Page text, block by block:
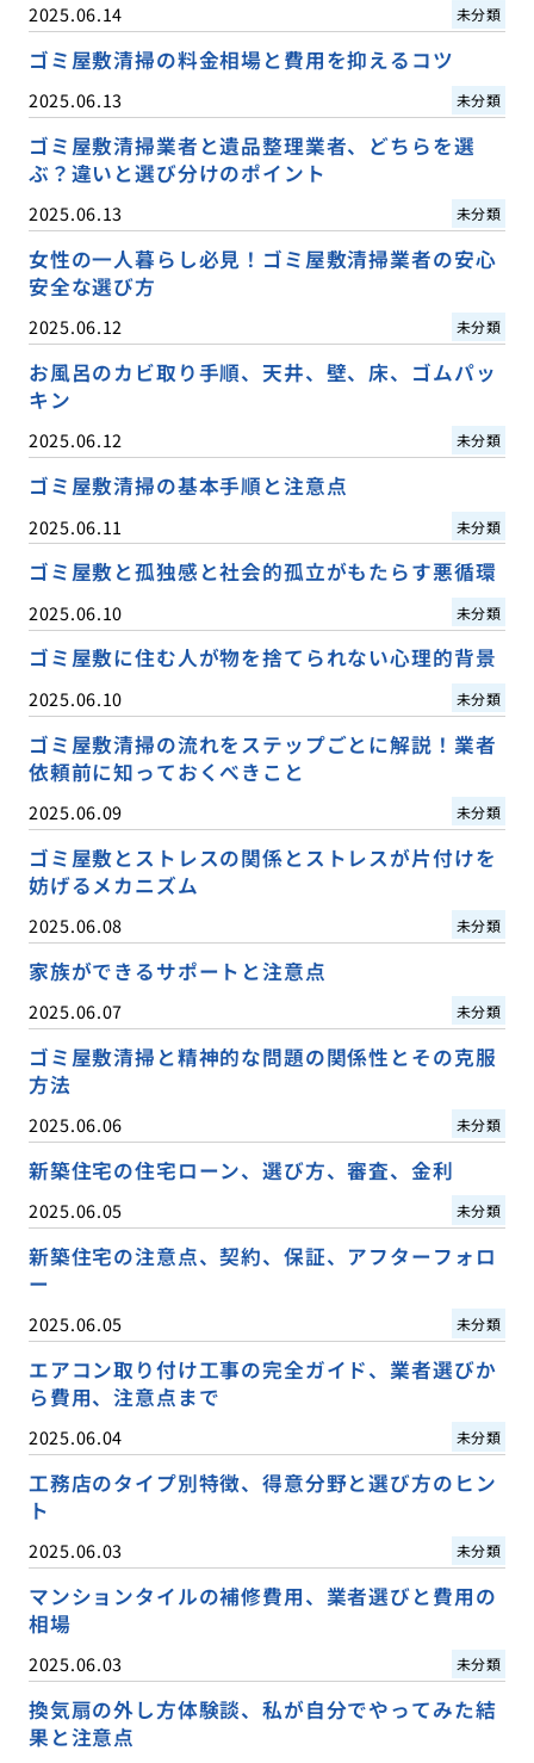
2025.06.14 未分類
ゴミ屋敷清掃の料金相場と費用を抑えるコツ
2025.06.13 未分類
ゴミ屋敷清掃業者と遺品整理業者、どちらを選
ぶ？違いと選び分けのポイント
2025.06.13 未分類
女性の一人暮らし必見！ゴミ屋敷清掃業者の安心
安全な選び方
2025.06.12 未分類
お風呂のカビ取り手順、天井、壁、床、ゴムパッ
キン
2025.06.12 未分類
ゴミ屋敷清掃の基本手順と注意点
2025.06.11 未分類
ゴミ屋敷と孤独感と社会的孤立がもたらす悪循環
2025.06.10 未分類
ゴミ屋敷に住む人が物を捨てられない心理的背景
2025.06.10 未分類
ゴミ屋敷清掃の流れをステップごとに解説！業者
依頼前に知っておくべきこと
2025.06.09 未分類
ゴミ屋敷とストレスの関係とストレスが片付けを
妨げるメカニズム
2025.06.08 未分類
家族ができるサポートと注意点
2025.06.07 未分類
ゴミ屋敷清掃と精神的な問題の関係性とその克服
方法
2025.06.06 未分類
新築住宅の住宅ローン、選び方、審査、金利
2025.06.05 未分類
新築住宅の注意点、契約、保証、アフターフォロ
ー
2025.06.05 未分類
エアコン取り付け工事の完全ガイド、業者選びか
ら費用、注意点まで
2025.06.04 未分類
工務店のタイプ別特徴、得意分野と選び方のヒン
ト
2025.06.03 未分類
マンションタイルの補修費用、業者選びと費用の
相場
2025.06.03 未分類
換気扇の外し方体験談、私が自分でやってみた結
果と注意点